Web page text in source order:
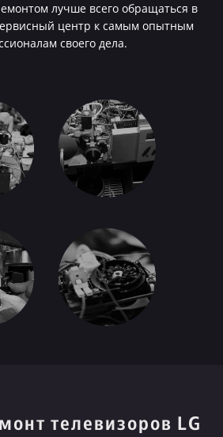
лучше всего обращаться в
центр к самым опытным
своего дела.
телевизоров LG